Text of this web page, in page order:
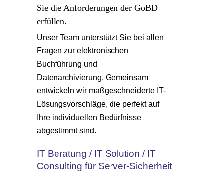
Sie die Anforderungen der GoBD
erfüllen.
Unser Team unterstützt Sie bei allen
Fragen zur elektronischen
Buchführung und
Datenarchivierung. Gemeinsam
entwickeln wir maßgeschneiderte IT-
Lösungsvorschläge, die perfekt auf
Ihre individuellen Bedürfnisse
abgestimmt sind.
IT Beratung / IT Solution / IT
Consulting für Server-Sicherheit